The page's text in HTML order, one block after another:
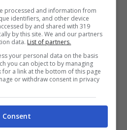
VERIFICA
Informazioni
SNAI
processed and information from
identifiers, and other device
by and shared with 319
by this site. We and our partners
data. List of partners.
your personal data on the basis
you can object to by managing
a link at the bottom of this page
or withdraw consent in privacy
Consent